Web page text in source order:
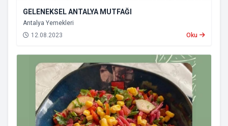
GELENEKSEL ANTALYA MUTFAĞI
Antalya Yemekleri
12.08.2023
Oku